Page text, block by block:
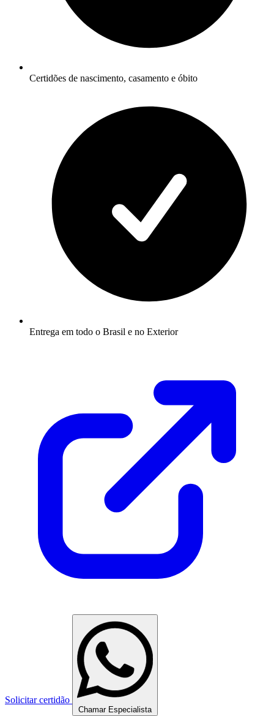
Certidões de nascimento, casamento e óbito
Entrega em todo o Brasil e no Exterior
Solicitar certidão
Chamar Especialista